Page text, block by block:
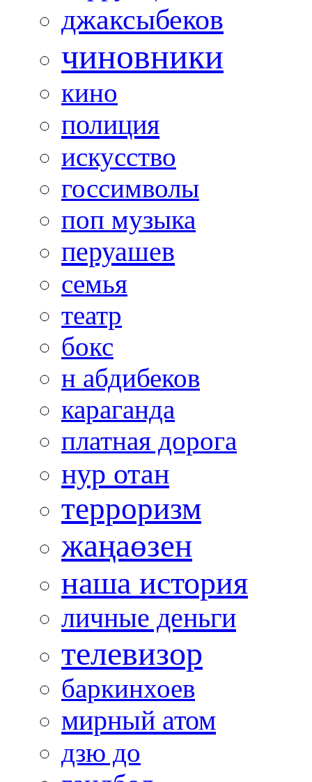
джаксыбеков
чиновники
кино
полиция
искусство
госсимволы
поп музыка
перуашев
семья
театр
бокс
н абдибеков
караганда
платная дорога
нур отан
терроризм
жаңаөзен
наша история
личные деньги
телевизор
баркинхоев
мирный атом
дзю до